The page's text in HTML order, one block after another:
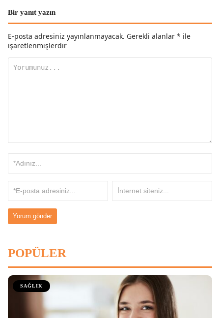
Bir yanıt yazın
E-posta adresiniz yayınlanmayacak. Gerekli alanlar * ile
işaretlenmişlerdir
POPÜLER
SAĞLIK